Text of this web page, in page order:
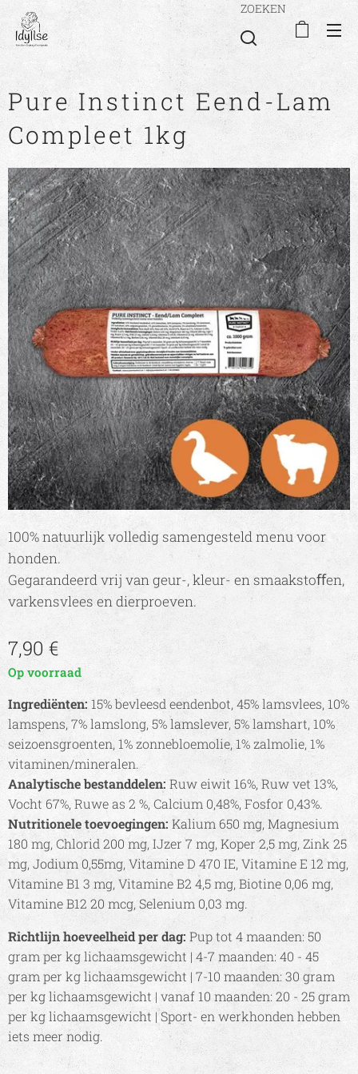
ZOEKEN
Pure Instinct Eend-Lam
Compleet 1kg
100% natuurlĳk volledig samengesteld menu voor
honden.
Gegarandeerd vrĳ van geur-, kleur- en smaakstoﬀen,
varkensvlees en dierproeven.
7,90 €
Op voorraad
Ingrediënten:15% bevleesd eendenbot, 45% lamsvlees, 10%
lamspens, 7% lamslong, 5% lamslever, 5% lamshart, 10%
seizoensgroenten, 1% zonnebloemolie, 1% zalmolie, 1%
vitaminen/mineralen.
Analytische bestanddelen: Ruw eiwit 16%, Ruw vet 13%,
Vocht 67%, Ruwe as 2 %, Calcium 0,48%, Fosfor 0,43%.
Nutritionele toevoegingen: Kalium 650 mg, Magnesium
180 mg, Chlorid 200 mg, IJzer 7 mg, Koper 2,5 mg, Zink 25
mg, Jodium 0,55mg, Vitamine D 470 IE, Vitamine E 12 mg,
Vitamine B1 3 mg, Vitamine B2 4,5 mg, Biotine 0,06 mg,
Vitamine B12 20 mcg, Selenium 0,03 mg.
Richtlijn hoeveelheid per dag: Pup tot 4 maanden: 50
gram per kg lichaamsgewicht | 4-7 maanden: 40 - 45
gram per kg lichaamsgewicht | 7-10 maanden: 30 gram
per kg lichaamsgewicht | vanaf 10 maanden: 20 - 25 gram
per kg lichaamsgewicht | Sport- en werkhonden hebben
iets meer nodig.